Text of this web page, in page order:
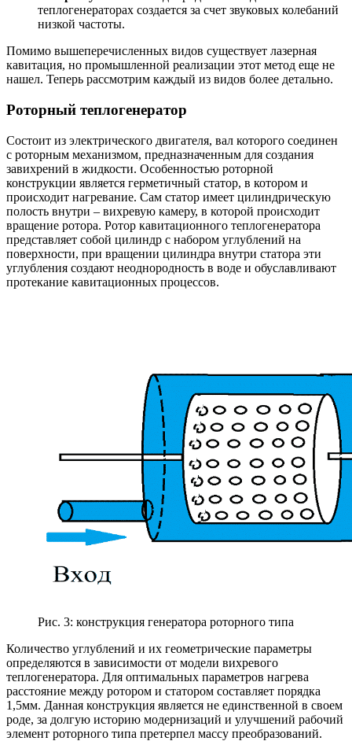
теплогенераторах создается за счет звуковых колебаний
низкой частоты.
Помимо вышеперечисленных видов существует лазерная
кавитация, но промышленной реализации этот метод еще не
нашел. Теперь рассмотрим каждый из видов более детально.
Роторный теплогенератор
Состоит из электрического двигателя, вал которого соединен
с роторным механизмом, предназначенным для создания
завихрений в жидкости. Особенностью роторной
конструкции является герметичный статор, в котором и
происходит нагревание. Сам статор имеет цилиндрическую
полость внутри – вихревую камеру, в которой происходит
вращение ротора. Ротор кавитационного теплогенератора
представляет собой цилиндр с набором углублений на
поверхности, при вращении цилиндра внутри статора эти
углубления создают неоднородность в воде и обуславливают
протекание кавитационных процессов.
Рис. 3: конструкция генератора роторного типа
Количество углублений и их геометрические параметры
определяются в зависимости от модели вихревого
теплогенератора. Для оптимальных параметров нагрева
расстояние между ротором и статором составляет порядка
1,5мм. Данная конструкция является не единственной в своем
роде, за долгую историю модернизаций и улучшений рабочий
элемент роторного типа претерпел массу преобразований.